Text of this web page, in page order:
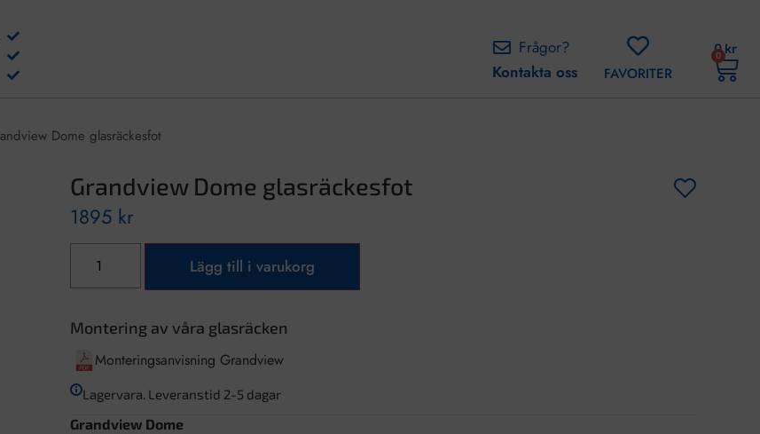
Frågor?
Kontakta oss
FAVORITER
0kr
0
Dome glasräckesfot
Grandview Dome glasräckesfot
1895 kr
Lägg till i varukorg
Montering av våra glasräcken
Monteringsanvisning Grandview
Lagervara. Leveranstid 2-5 dagar
Grandview Dome